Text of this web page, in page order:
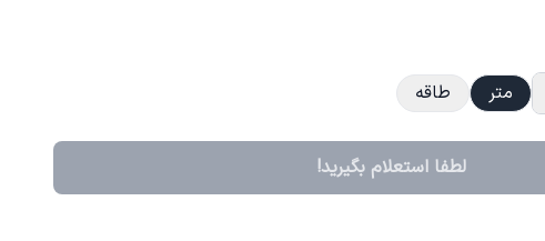
متر طاقه
لطفا استعلام بگیرید!